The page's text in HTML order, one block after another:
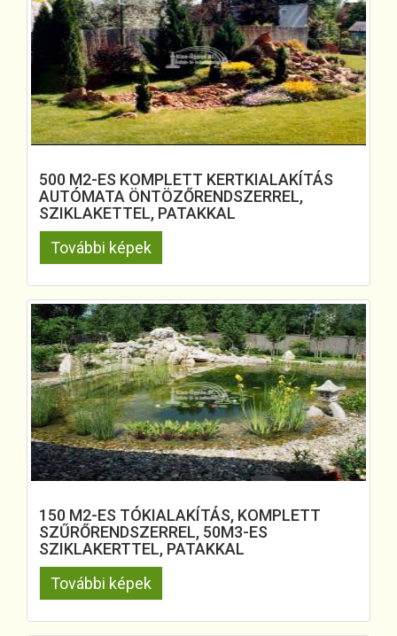
500 M2-ES KOMPLETT KERTKIALAKÍTÁS
AUTÓMATA ÖNTÖZŐRENDSZERREL,
SZIKLAKETTEL, PATAKKAL
További képek
150 M2-ES TÓKIALAKÍTÁS, KOMPLETT
SZŰRŐRENDSZERREL, 50M3-ES
SZIKLAKERTTEL, PATAKKAL
További képek